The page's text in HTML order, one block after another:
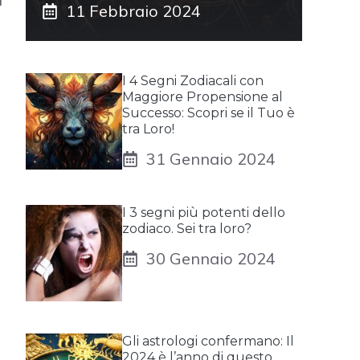
11 Febbraio 2024
I 4 Segni Zodiacali con
Maggiore Propensione al
Successo: Scopri se il Tuo è
tra Loro!
31 Gennaio 2024
I 3 segni più potenti dello
zodiaco. Sei tra loro?
30 Gennaio 2024
Gli astrologi confermano: Il
2024 è l’anno di questo